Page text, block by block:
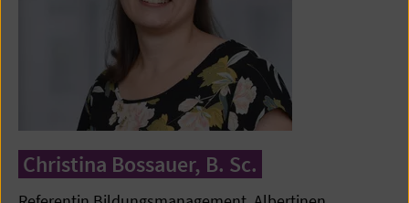
Christina Bossauer, B. Sc.